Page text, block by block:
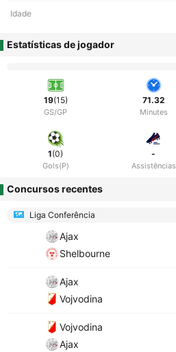
Idade
Estatísticas de jogador
19(15)
GS/GP
71.32
Minutes
1(0)
Gols(P)
-
Assistências
Concursos recentes
Liga Conferência
Ajax
Shelbourne
Ajax
Vojvodina
Vojvodina
Ajax